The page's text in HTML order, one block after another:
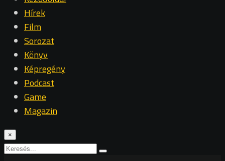
Hírek
Film
Sorozat
Könyv
Képregény
Podcast
Game
Magazin
×